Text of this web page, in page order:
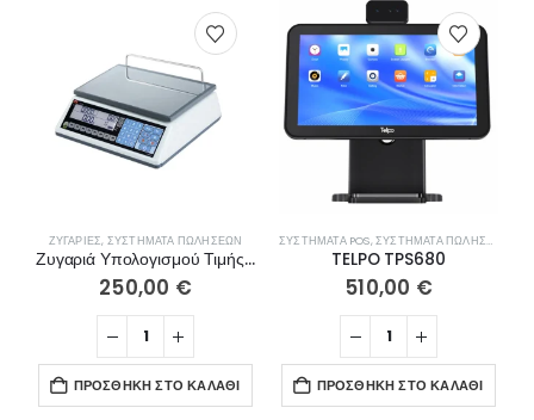
ΖΥΓΑΡΙΈΣ, ΣΥΣΤΉΜΑΤΑ ΠΩΛΉΣΕΩΝ
Ζυγαριά Υπολογισμού Τιμής TEM EGE LCD
250,00 €
ΠΡΟΣΘΉΚΗ ΣΤΟ ΚΑΛΆΘΙ
ΣΥΣΤΉΜΑΤΑ POS,ΣΥΣΤΉΜΑΤΑ ΠΩΛΉΣΕΩΝ
TELPO TPS680
510,00 €
ΠΡΟΣΘΉΚΗ ΣΤΟ ΚΑΛΆΘΙ